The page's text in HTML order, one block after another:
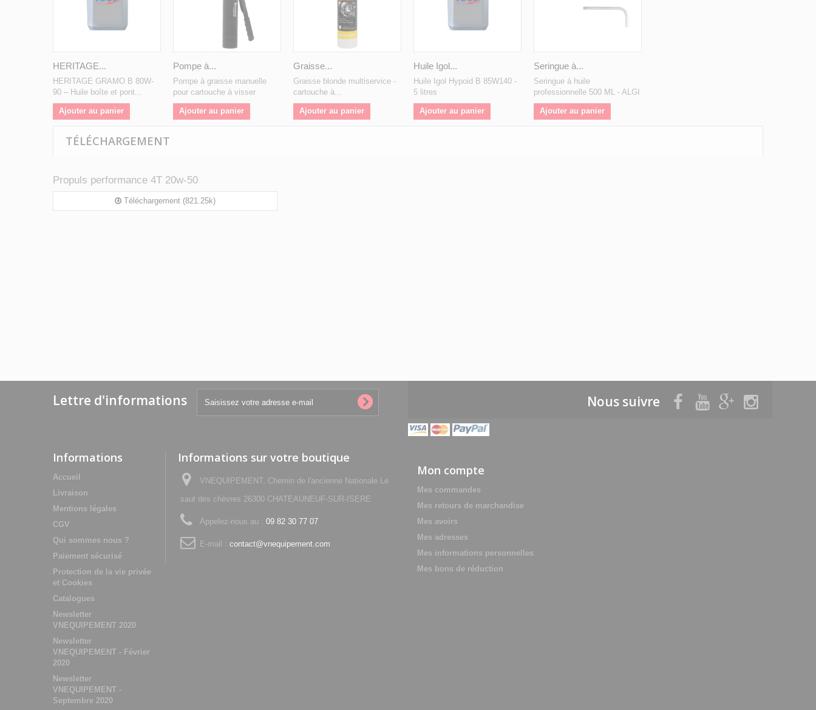
HERITAGE...
HERITAGE GRAMO B 80W-
90 – Huile boîte et pont...
Ajouter au panier
Pompe à...
Pompe à graisse manuelle
pour cartouche à visser
Ajouter au panier
Graisse...
Graisse blonde multiservice -
cartouche à...
Ajouter au panier
Huile Igol...
Huile Igol Hypoid B 85W140 -
5 litres
Ajouter au panier
Seringue à...
Seringue à huile
professionnelle 500 ML - ALGI
Ajouter au panier
TÉLÉCHARGEMENT
Propuls performance 4T 20w-50
Téléchargement (821.25k)
Lettre d'informations Nous suivre
Informations
Accueil
Livraison
Mentions légales
CGV
Qui sommes nous ?
Paiement sécurisé
Protection de la vie privée
et Cookies
Catalogues
Newsletter
VNEQUIPEMENT 2020
Newsletter
VNEQUIPEMENT - Février
2020
Newsletter
VNEQUIPEMENT -
Septembre 2020
Informations sur votre boutique
VNEQUIPEMENT, Chemin de l'ancienne Nationale Le
saut des chèvres 26300 CHATEAUNEUF-SUR-ISERE
Appelez-nous au : 09 82 30 77 07
E-mail : contact@vnequipement.com
Mon compte
Mes commandes
Mes retours de marchandise
Mes avoirs
Mes adresses
Mes informations personnelles
Mes bons de réduction